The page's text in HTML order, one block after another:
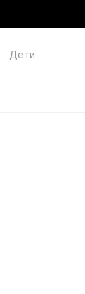
Дети